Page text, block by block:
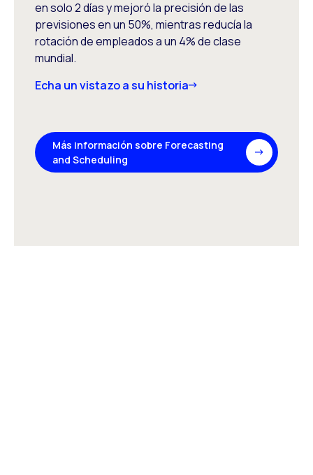
en solo 2 días y mejoró la precisión de las
previsiones en un 50%, mientras reducía la
rotación de empleados a un 4% de clase
mundial.
Echa un vistazo a su historia
Más información sobre Forecasting
and Scheduling